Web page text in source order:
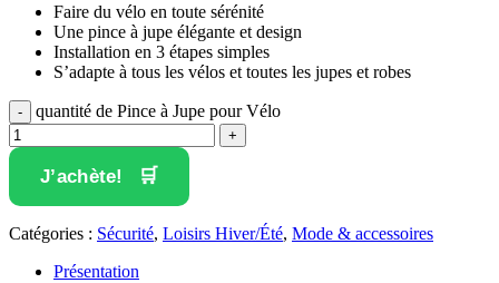
Faire du vélo en toute sérénité
Une pince à jupe élégante et design
Installation en 3 étapes simples
S’adapte à tous les vélos et toutes les jupes et robes
quantité de Pince à Jupe pour Vélo
J’achète!
Catégories : Sécurité, Loisirs Hiver/Été, Mode & accessoires
Présentation